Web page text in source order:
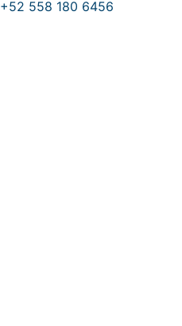
Ir
+52 558 180 6456